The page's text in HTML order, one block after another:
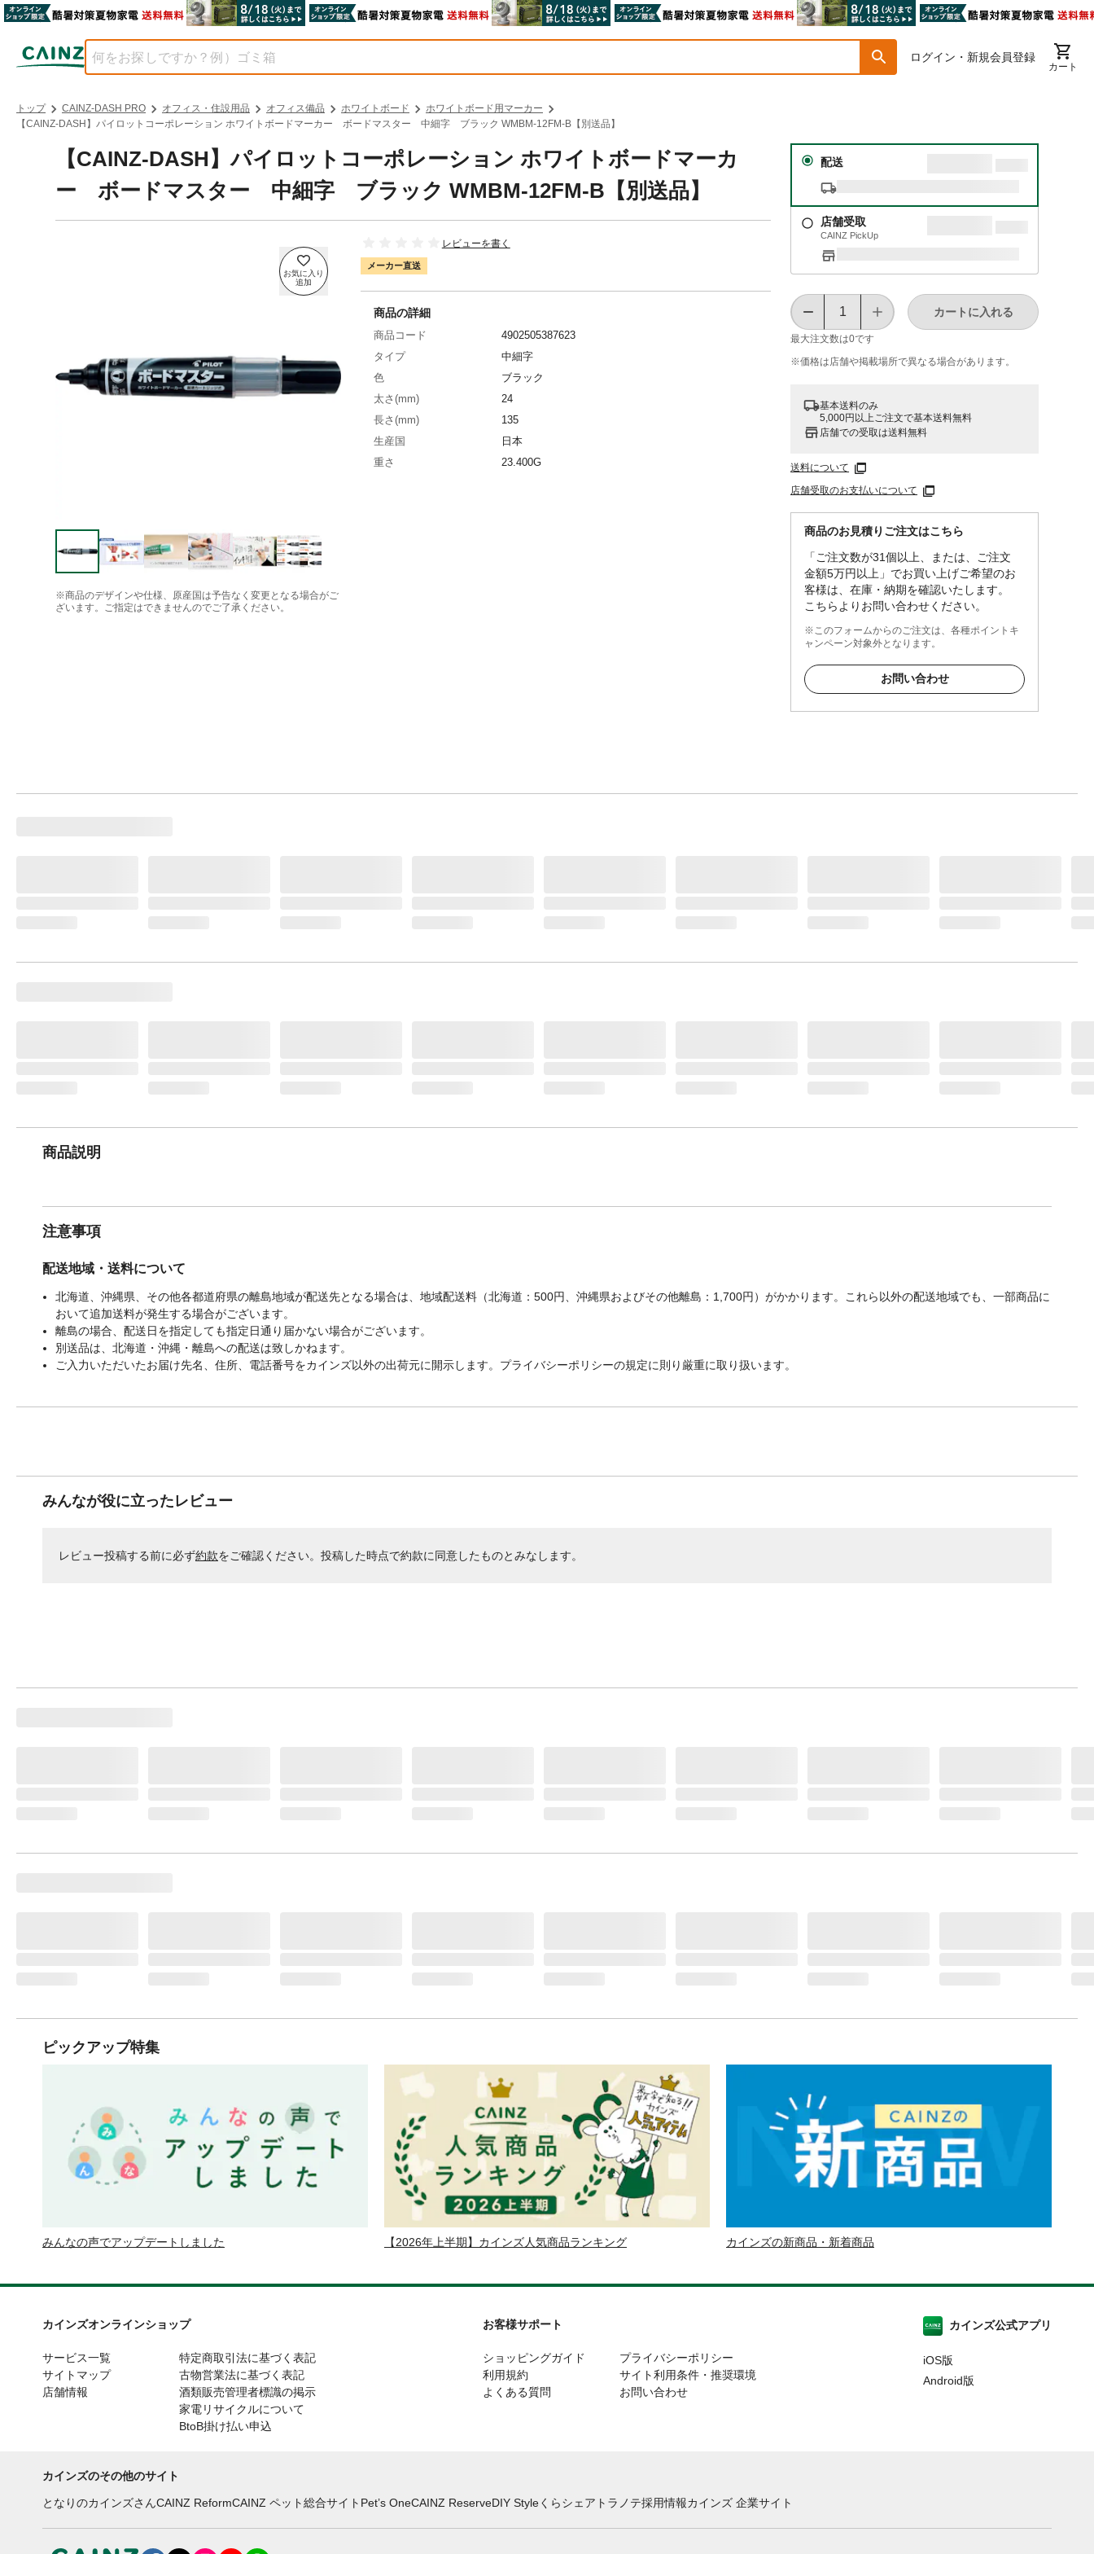
ログイン・新規会員登録
カート
トップ CAINZ-DASH PRO オフィス・住設用品 オフィス備品 ホワイトボード
ホワイトボード用マーカー
【CAINZ-DASH】パイロットコーポレーション ホワイトボードマーカー ボードマスター 中細字 ブラック WMBM-12FM-B【別送品】
【CAINZ-DASH】パイロットコーポレーション ホワイトボードマーカ
ー ボードマスター 中細字 ブラック WMBM-12FM-B【別送品】
※商品のデザインや仕様、原産国は予告なく変更となる場合がご
ざいます。ご指定はできませんのでご了承ください。
レビューを書く
メーカー直送
配送
店舗受取
CAINZ PickUp
最大注文数は0です
カートに入れる
※価格は​店舗や​掲載場所で​異なる​場合が​あります。
基本送料のみ
5,000円以上ご注文で基本送料無料
店舗での受取は送料無料
送料について
店舗受取のお支払いについて
商品のお見積りご注文はこちら
「ご注文数が31個以上、または、ご注文
金額5万円以上」でお買い上げご希望のお
客様は、在庫・納期を確認いたします。
こちらよりお問い合わせください。
※このフォームからのご注文は、各種ポイントキ
ャンペーン対象外となります。
お問い合わせ
商品の詳細
商品コード
4902505387623
タイプ
中細字
色
ブラック
太さ(mm)
24
長さ(mm)
135
生産国
日本
重さ
23.400G
商品説明
注意事項
配送地域・送料について
北海道、沖縄県、その他各都道府県の離島地域が配送先となる場合は、地域配送料（北海道：500円、沖縄県およびその他離島：1,700円）がかかります。これら以外の配送地域でも、一部商品に
おいて追加送料が発生する場合がございます。
離島の場合、配送日を指定しても指定日通り届かない場合がございます。
別送品は、北海道・沖縄・離島への配送は致しかねます。
ご入力いただいたお届け先名、住所、電話番号をカインズ以外の出荷元に開示します。プライバシーポリシーの規定に則り厳重に取り扱います。
みんなが役に立ったレビュー
レビュー投稿する前に必ず約款をご確認ください。投稿した時点で約款に同意したものとみなします。
ピックアップ特集
みんなの声でアップデートしました 【2026年上半期】カインズ人気商品ランキング カインズの新商品・新着商品
カインズオンラインショップ
サービス一覧
サイトマップ
店舗情報
特定商取引法に基づく表記
古物営業法に基づく表記
酒類販売管理者標識の掲示
家電リサイクルについて
BtoB掛け払い申込
お客様サポート
ショッピングガイド
利用規約
よくある質問
プライバシーポリシー
サイト利用条件・推奨環境
お問い合わせ
カインズ公式アプリ
iOS版
Android版
カインズのその他のサイト
となりのカインズさんCAINZ ReformCAINZ ペット総合サイト Pet’s OneCAINZ ReserveDIY Styleくらシェア トラノテ採用情報カインズ 企業サイト